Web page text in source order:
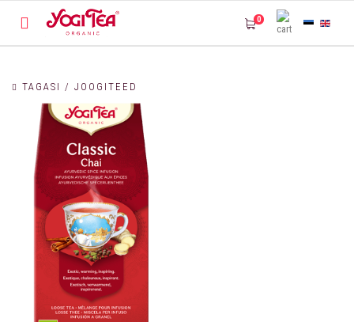
0
TAGASI / JOOGITEED